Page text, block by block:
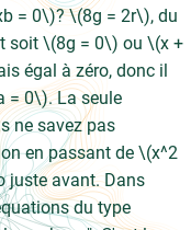
= 0\)? \(8g = 2r\), du
soit \(8g = 0\) ou \(x +
égal à zéro, donc il
= 0\). La seule
ne savez pas
en passant de \(x^2
juste avant. Dans
du type